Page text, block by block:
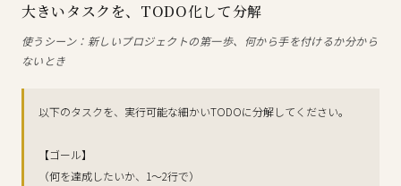
大きいタスクを、TODO化して分解
使うシーン：新しいプロジェクトの第一歩、何から手を付けるか分から
ないとき
以下のタスクを、実行可能な細かいTODOに分解してください。
【ゴール】
（何を達成したいか、1〜2行で）